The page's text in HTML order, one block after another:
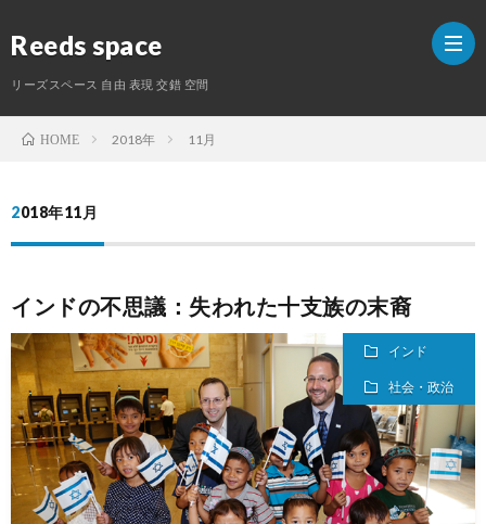
Reeds space
リーズスペース 自由 表現 交錯 空間
タ
紹
HOME 2018年 11月
2018年11月
インドの不思議：失われた十支族の末裔
インド
社会・政治